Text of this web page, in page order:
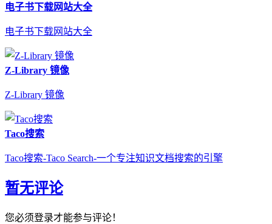
电子书下载网站大全
电子书下载网站大全
Z-Library 镜像
Z-Library 镜像
Taco搜索
Taco搜索-Taco Search-一个专注知识文档搜索的引擎
暂无评论
您必须登录才能参与评论！